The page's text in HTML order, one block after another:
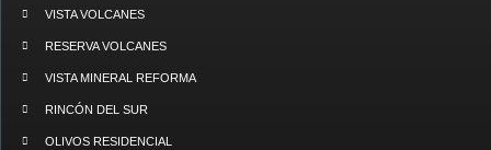
VISTA VOLCANES
RESERVA VOLCANES
VISTA MINERAL REFORMA
RINCÓN DEL SUR
OLIVOS RESIDENCIAL